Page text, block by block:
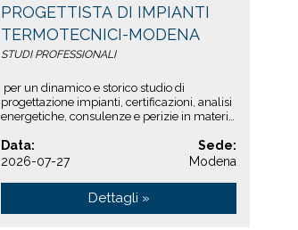
PROGETTISTA DI IMPIANTI
TERMOTECNICI-MODENA
STUDI PROFESSIONALI
per un dinamico e storico studio di
progettazione impianti, certificazioni, analisi
energetiche, consulenze e perizie in materia
ricer...
Data:
2026-07-27
Sede:
Modena
Dettagli »